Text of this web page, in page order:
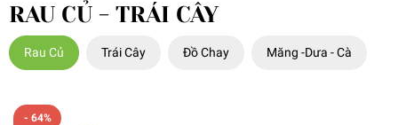
RAU CỦ - TRÁI CÂY
Rau Củ Trái Cây Đồ Chay Măng -Dưa - Cà
- 64%